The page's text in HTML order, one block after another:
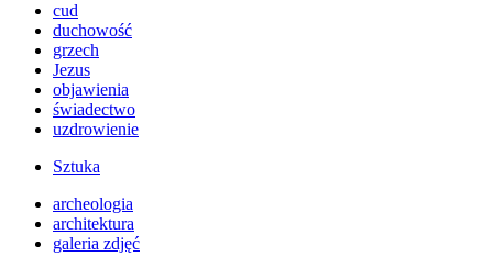
cud
duchowość
grzech
Jezus
objawienia
świadectwo
uzdrowienie
Sztuka
archeologia
architektura
galeria zdjęć